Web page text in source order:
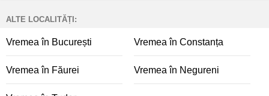
ALTE LOCALITĂȚI:
Vremea în București Vremea în Constanța
Vremea în Făurei Vremea în Negureni